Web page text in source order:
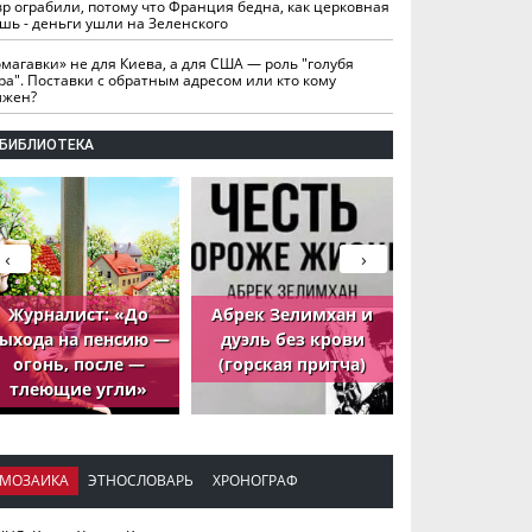
ограбили, потому что Франция бедна, как церковная
- деньги ушли на Зеленского
не для Киева, а для США — роль "голубя
Поставки с обратным адресом или кто кому
БИБЛИОТЕКА
Журналист: «До
на пенсию —
огонь, после —
тлеющие угли»
Абрек Зелимхан и
дуэль без крови
(горская притча)
›
‹
МОЗАИКА ЭТНОСЛОВАРЬ ХРОНОГРАФ